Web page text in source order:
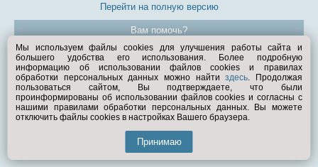
Перейти на полную версию
Вам помочь?
© Exist.ru 1998—2026
Мы используем файлы cookies для улучшения работы сайта и
большего удобства его использования. Более подробную
информацию об использовании файлов cookies и правилах
обработки персональных данных можно найтиздесь. Продолжая
пользоваться сайтом, Вы подтверждаете, что были
проинформированы об использовании файлов cookies и согласны с
нашими правилами обработки персональных данных. Вы можете
отключить файлы cookies в настройках Вашего браузера.
Принимаю